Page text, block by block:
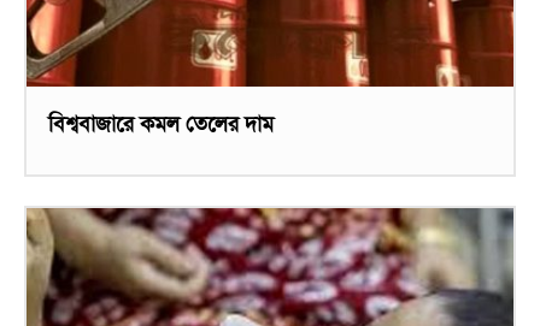
বিশ্ববাজারে কমল তেলের দাম